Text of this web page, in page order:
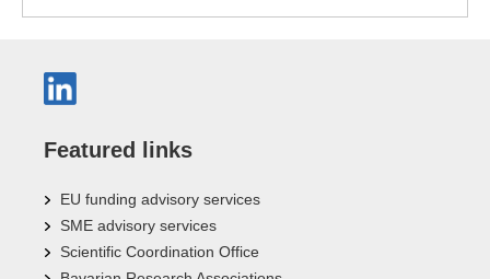
Featured links
EU funding advisory services
SME advisory services
Scientific Coordination Office